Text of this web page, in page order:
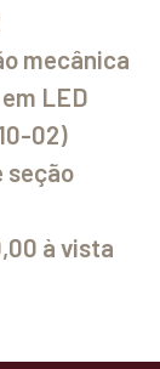
mecânica
LED
02)
seção
à vista